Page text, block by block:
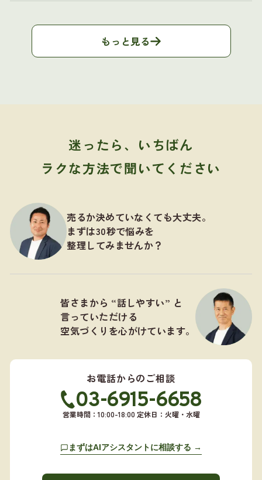
もっと見る
迷ったら、いちばん
ラクな方法で聞いてください
売るか決めていなくても大丈夫。
まずは30秒で悩みを
整理してみませんか？
皆さまから “話しやすい” と
言っていただける
空気づくりを心がけています。
お電話からのご相談
03-6915-6658
営業時間：10:00-18:00 定休日：火曜・水曜
まずはAIアシスタントに相談する →